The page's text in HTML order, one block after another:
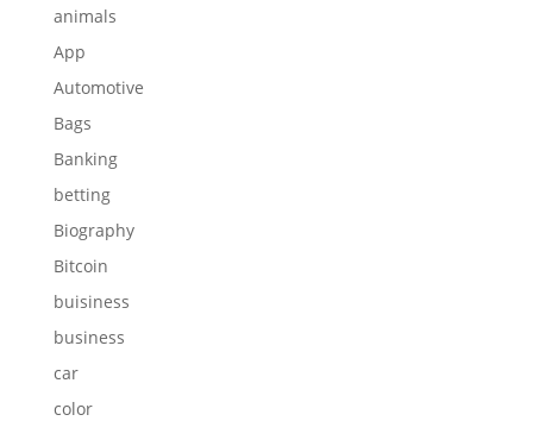
animals
App
Automotive
Bags
Banking
betting
Biography
Bitcoin
buisiness
business
car
color